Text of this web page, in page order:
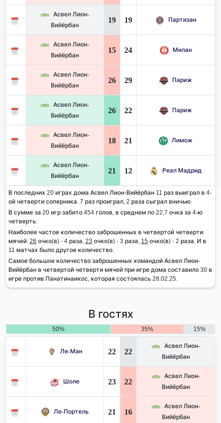
Асвел Лион-
Вийёрбан
19 19 Партизан
Асвел Лион-
Вийёрбан
15 24 Милан
Асвел Лион-
Вийёрбан
26 29 Париж
Асвел Лион-
Вийёрбан
26 22 Париж
Асвел Лион-
Вийёрбан
18 21 Лимож
Асвел Лион-
Вийёрбан
21 12 Реал Мадрид
В последних 20 играх дома Асвел Лион-Вийёрбан 11 раз выиграл в 4-
ой четверти соперника. 7 раз проиграл, 2 раза сыграл вничью.
В сумме за 20 игр забито 454 голов, в среднем по 22,7 очка за 4-ю
четверть.
Наиболее частое количество заброшенных в четвертой четверти
мячей: 26 очко(в) - 4 раза, 23 очко(в) - 3 раза, 15 очко(в) - 2 раза. И в
11 матчах было другое количество.
Самое большое количество заброшенных командой Асвел Лион-
Вийёрбан в четвертой четверти мячей при игре дома составило 30 в
игре против Панатинаикос, которая состоялась 28.02.25.
В гостях
50% 35% 15%
Ле-Ман 22 22
Асвел Лион-
Вийёрбан
Шоле 23 22
Асвел Лион-
Вийёрбан
Ле-Портель 21 16
Асвел Лион-
Вийёрбан